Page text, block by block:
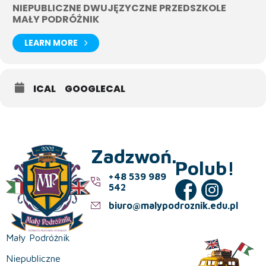
NIEPUBLICZNE DWUJĘZYCZNE PRZEDSZKOLE
MAŁY PODRÓŻNIK
LEARN MORE
ICAL GOOGLECAL
Mały Podróżnik
Niepubliczne
Zadzwoń.
+48 539 989
542
biuro@malypodroznik.edu.pl
Polub!